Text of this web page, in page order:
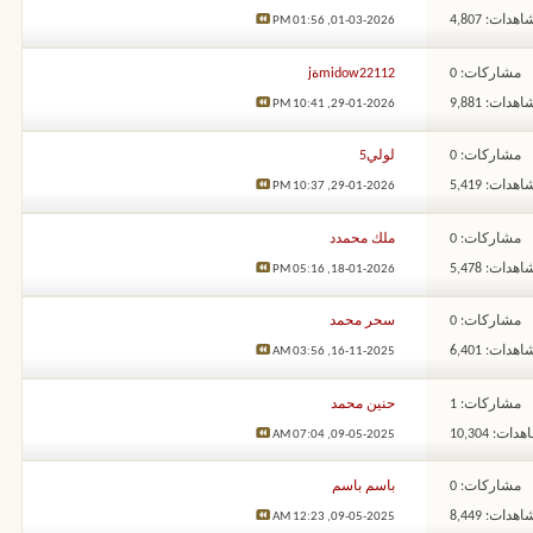
4,807
01-03-2026,
01:56 PM
مشاركات: 0
9,881
midow22112ةj
29-01-2026,
10:41 PM
مشاركات: 0
5,419
لولي5
29-01-2026,
10:37 PM
مشاركات: 0
5,478
ملك محمدد
18-01-2026,
05:16 PM
مشاركات: 0
6,401
سحر محمد
16-11-2025,
03:56 AM
مشاركات: 1
10,304
حنين محمد
09-05-2025,
07:04 AM
مشاركات: 0
8,449
باسم باسم
09-05-2025,
12:23 AM